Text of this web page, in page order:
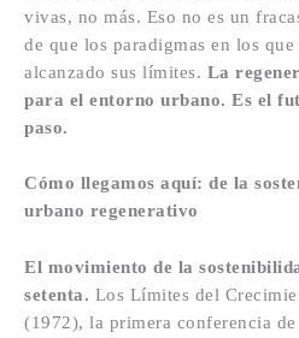
vivas, no más. Eso no es un
de que los paradigmas en los
alcanzado sus límites. La
para el entorno urbano. Es el
paso.
Cómo llegamos aquí: de la
urbano regenerativo
El movimiento de la
setenta. Los Límites del
(1972), la primera conferencia